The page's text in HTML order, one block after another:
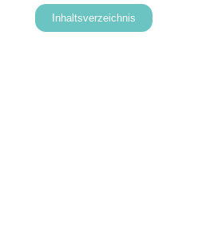
Inhaltsverzeichnis